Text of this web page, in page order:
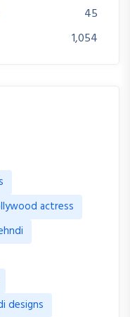
45
1,054
actress
designs